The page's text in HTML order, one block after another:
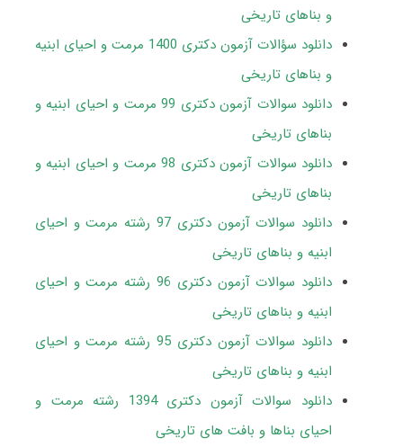
و بناهای تاریخی
دانلود سؤالات آزمون دکتری 1400 مرمت و احیای ابنیه
و بناهای تاریخی
دانلود سوالات آزمون دکتری 99 مرمت و احیای ابنیه و
بناهای تاریخی
دانلود سوالات آزمون دکتری 98 مرمت و احیای ابنیه و
بناهای تاریخی
دانلود سوالات آزمون دکتری 97 رشته مرمت و احیای
ابنیه و بناهای تاریخی
دانلود سوالات آزمون دکتری 96 رشته مرمت و احیای
ابنیه و بناهای تاریخی
دانلود سوالات آزمون دکتری 95 رشته مرمت و احیای
ابنیه و بناهای تاریخی
دانلود سوالات آزمون دکتری 1394 رشته مرمت و
احیای بناها و بافت های تاریخی